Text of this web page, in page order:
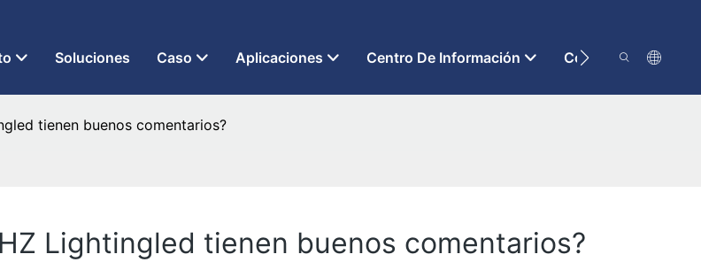
Soluciones Caso Aplicaciones Centro De Información Contáctenos
tienen buenos comentarios?
Lightingled tienen buenos comentarios?